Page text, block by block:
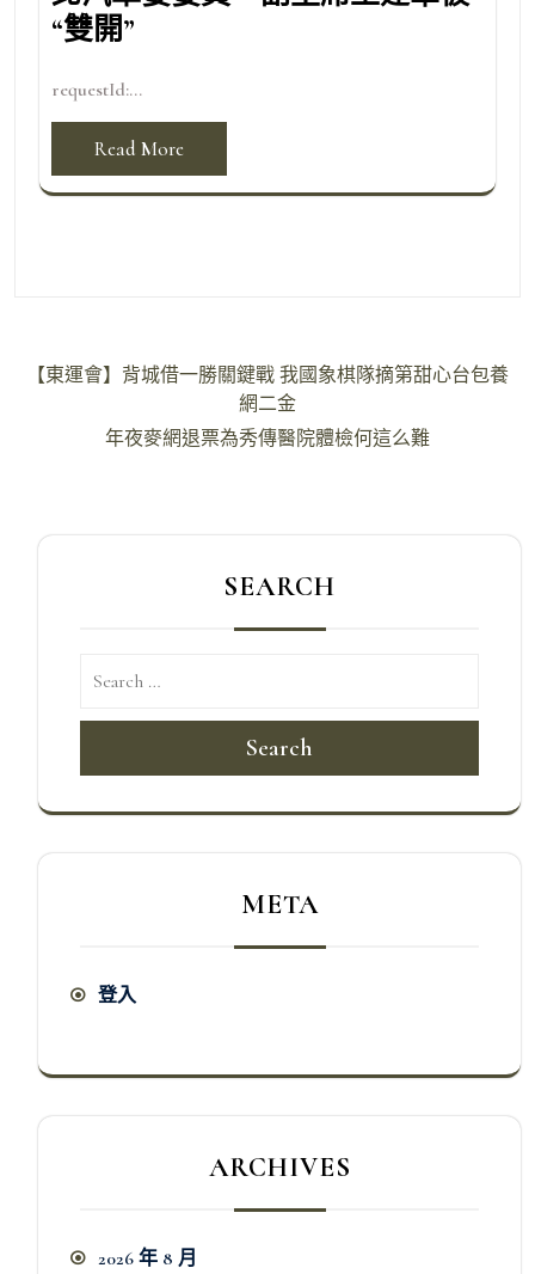
“雙開”
requestId:...
Read More
文【東運會】背城借一勝關鍵戰 我國象棋隊摘第甜心台包養
網二金
年夜麥網退票為秀傳醫院體檢何這么難
SEARCH
Search
META
登入
ARCHIVES
2026 年 8 月